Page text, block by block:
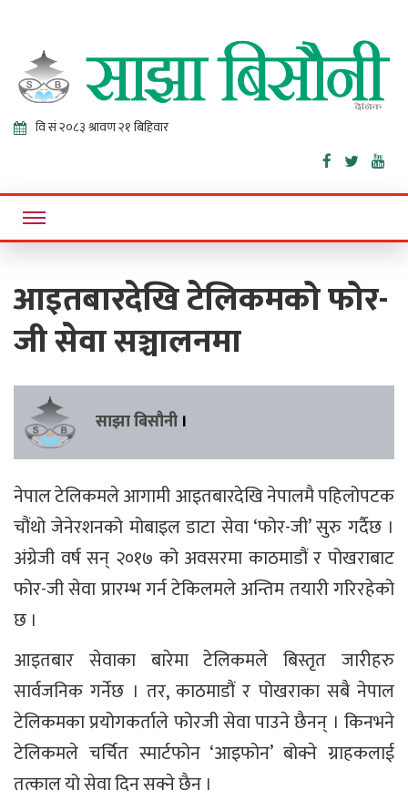
Sajha
Bisaunee
Online News Portal
आइतबारदेखि टेलिकमको फोर-
जी सेवा सञ्चालनमा
साझा बिसौनी ।
नेपाल टेलिकमले आगामी आइतबारदेखि नेपालमै पहिलोपटक
चौंथो जेनेरशनको मोबाइल डाटा सेवा ‘फोर-जी’ सुरु गर्दैछ ।
अंग्रेजी वर्ष सन् २०१७ को अवसरमा काठमाडौं र पोखराबाट
फोर-जी सेवा प्रारम्भ गर्न टेकिलमले अन्तिम तयारी गरिरहेको
छ ।
आइतबार सेवाका बारेमा टेलिकमले बिस्तृत जारीहरु
सार्वजनिक गर्नेछ । तर, काठमाडौं र पोखराका सबै नेपाल
टेलिकमका प्रयोगकर्ताले फोरजी सेवा पाउने छैनन् । किनभने
टेलिकमले चर्चित स्मार्टफोन ‘आइफोन’ बोक्ने ग्राहकलाई
तत्काल यो सेवा दिन सक्ने छैन ।